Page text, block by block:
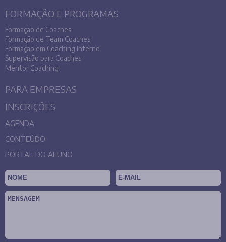
FORMAÇÃO E PROGRAMAS
Formação de Coaches
Formação de Team Coaches
Formação em Coaching Interno
Supervisão para Coaches
Mentor Coaching
PARA EMPRESAS
INSCRIÇÕES
AGENDA
CONTEÚDO
PORTAL DO ALUNO